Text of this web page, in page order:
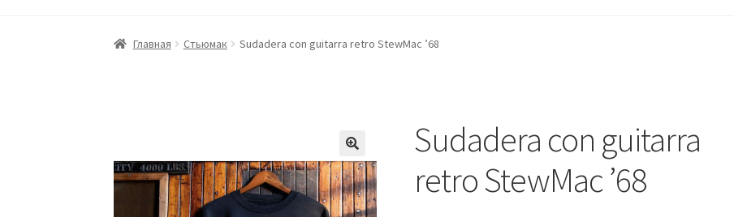
Главная Виды доставки Заказать товары из Европы Контакты
Главная Стьюмак Sudadera con guitarra retro StewMac ’68
Sudadera con guitarra
retro StewMac ’68